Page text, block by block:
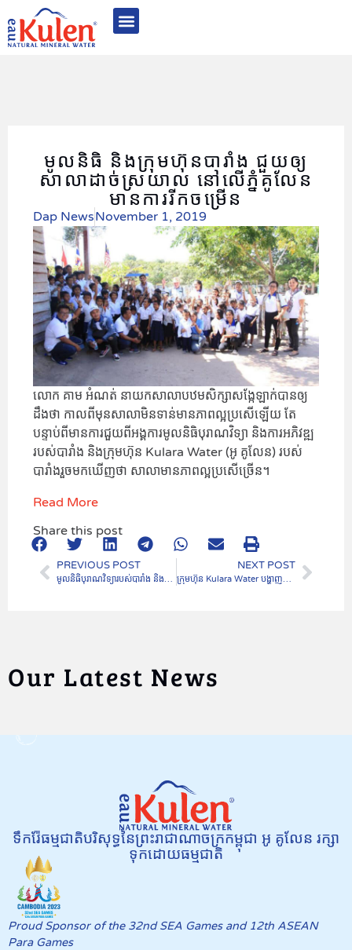
មូលនិធិ និងក្រុមហ៊ុនបារាំង ជួយឲ្យ
សាលាដាច់ស្រយាល នៅលើភ្នំគូលែន
មានការរីកចម្រើន
Dap NewsNovember 1, 2019
លោក គាម អំណត់ នាយកសាលាបឋមសិក្សាសង្កែឡាក់បានឲ្យ
ដឹងថា កាលពីមុនសាលាមិនទាន់មានភាពល្អប្រសើឡើយ តែ
បន្ទាប់ពីមានការជួយពីអង្គការមូលនិធិបុរាណវិទ្យា និងការអភិវឌ្ឍ
របស់បារាំង និងក្រុមហ៊ុន Kulara Water (អូ គូលែន)​ របស់
បារាំងរួចមកឃើញថា សាលាមានភាពល្អប្រសើច្រើន។
Read More
Share this post
PREVIOUS POST
មូលនិធិបុរាណវិទ្យារបស់បារាំង និងក្រុមហ៊ុន Kulara Water ចាប់ដៃគ្នាដាំដើមឈើឡើងវិញនៅលើភ្នំគូលែនទុកជាសម្បត្តិរដ្ឋ
NEXT POST
ក្រុមហ៊ុន Kulara Water បង្ហាញពីហេតុផលនៃការទទួលបានពានរង្វាន់ CSR 2019
Our Latest News
ទឹករ៉ែធម្មជាតិបរិសុទ្ធនៃព្រះរាជាណាចក្រកម្ពុជា អូ គូលែន រក្សា
ទុកដោយធម្មជាតិ
Proud Sponsor of the 32nd SEA Games and 12th ASEAN
Para Games